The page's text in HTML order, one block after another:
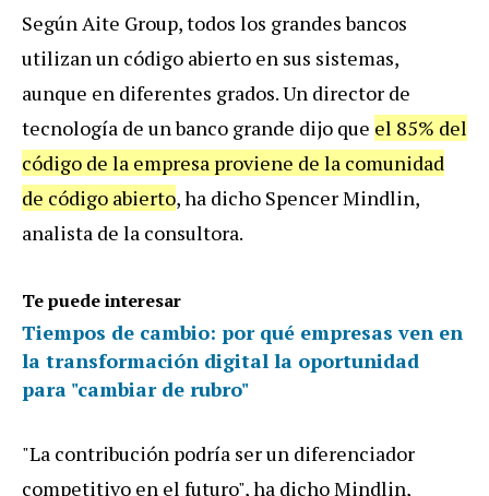
Según Aite Group, todos los grandes bancos
utilizan un código abierto en sus sistemas,
aunque en diferentes grados. Un director de
tecnología de un banco grande dijo que el 85% del
código de la empresa proviene de la comunidad
de código abierto, ha dicho Spencer Mindlin,
analista de la consultora.
Te puede interesar
Tiempos de cambio: por qué empresas ven en
la transformación digital la oportunidad
para "cambiar de rubro"
"La contribución podría ser un diferenciador
competitivo en el futuro", ha dicho Mindlin,